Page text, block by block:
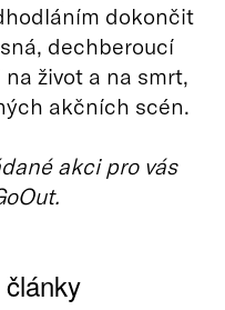
dokončit
dechberoucí
život a na smrt,
akčních scén.
akci pro vás